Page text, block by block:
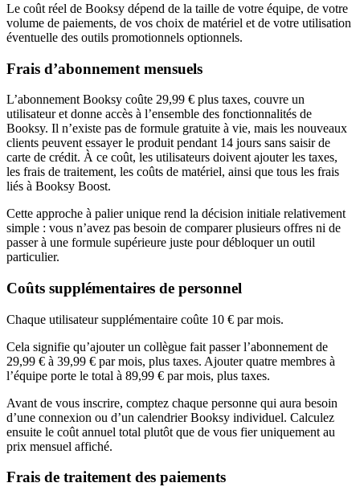
Le coût réel de Booksy dépend de la taille de votre équipe, de votre
volume de paiements, de vos choix de matériel et de votre utilisation
éventuelle des outils promotionnels optionnels.
Frais d’abonnement mensuels
L’abonnement Booksy coûte 29,99 € plus taxes, couvre un
utilisateur et donne accès à l’ensemble des fonctionnalités de
Booksy. Il n’existe pas de formule gratuite à vie, mais les nouveaux
clients peuvent essayer le produit pendant 14 jours sans saisir de
carte de crédit. À ce coût, les utilisateurs doivent ajouter les taxes,
les frais de traitement, les coûts de matériel, ainsi que tous les frais
liés à Booksy Boost.
Cette approche à palier unique rend la décision initiale relativement
simple : vous n’avez pas besoin de comparer plusieurs offres ni de
passer à une formule supérieure juste pour débloquer un outil
particulier.
Coûts supplémentaires de personnel
Chaque utilisateur supplémentaire coûte 10 € par mois.
Cela signifie qu’ajouter un collègue fait passer l’abonnement de
29,99 € à 39,99 € par mois, plus taxes. Ajouter quatre membres à
l’équipe porte le total à 89,99 € par mois, plus taxes.
Avant de vous inscrire, comptez chaque personne qui aura besoin
d’une connexion ou d’un calendrier Booksy individuel. Calculez
ensuite le coût annuel total plutôt que de vous fier uniquement au
prix mensuel affiché.
Frais de traitement des paiements